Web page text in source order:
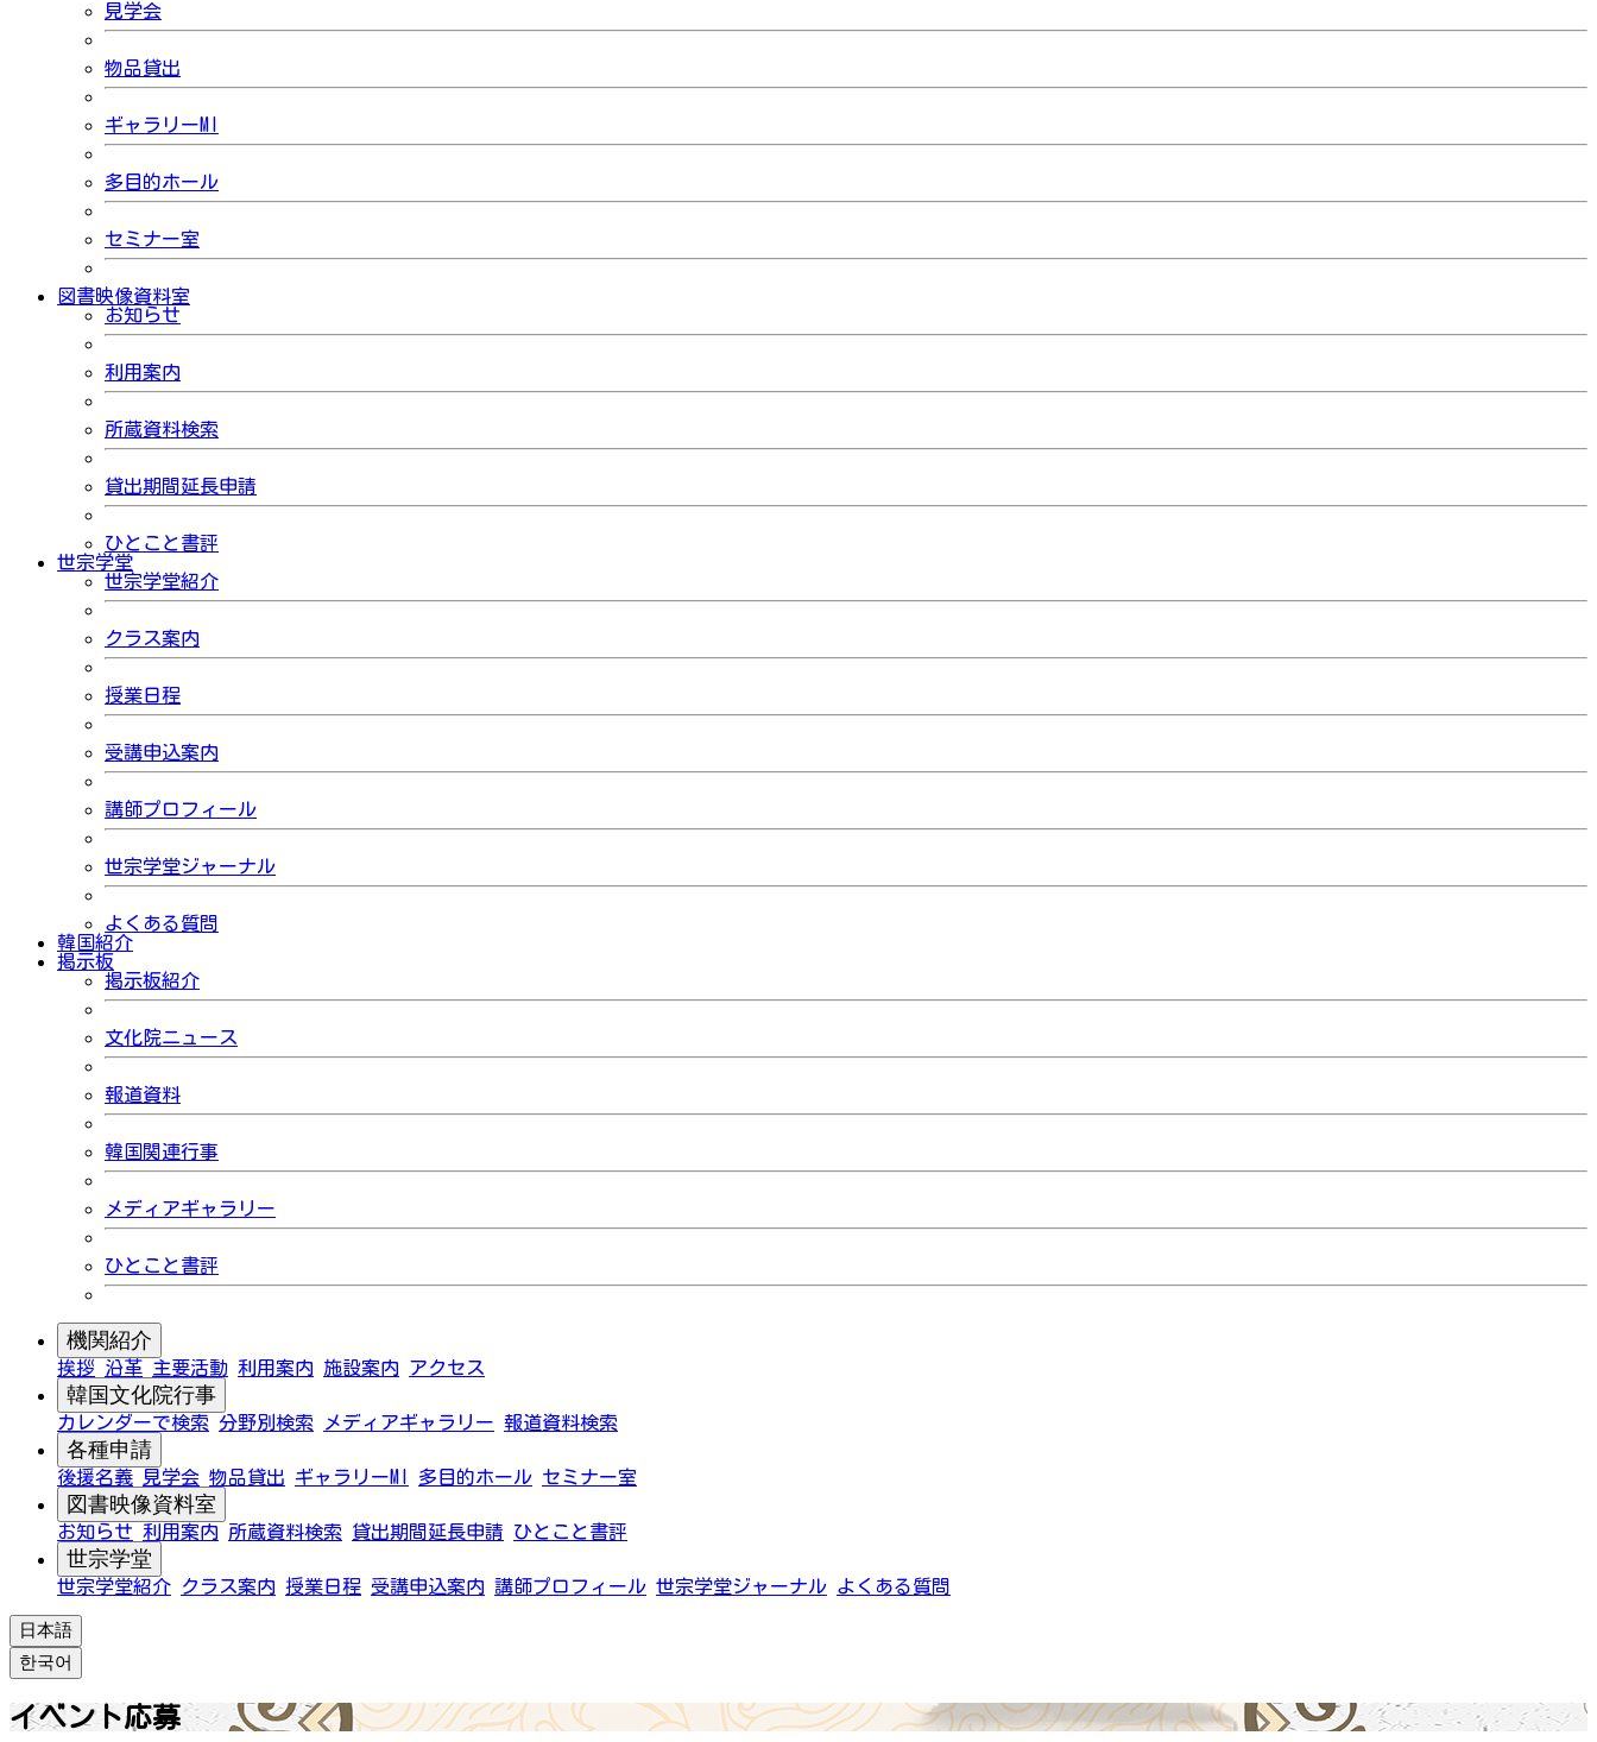
見学会
物品貸出
ギャラリーMI
多目的ホール
セミナー室
図書映像資料室
お知らせ
利用案内
所蔵資料検索
貸出期間延長申請
ひとこと書評
世宗学堂
世宗学堂紹介
クラス案内
授業日程
受講申込案内
講師プロフィール
世宗学堂ジャーナル
よくある質問
韓国紹介
掲示板
掲示板紹介
文化院ニュース
報道資料
韓国関連行事
メディアギャラリー
ひとこと書評
機関紹介
挨拶 沿革 主要活動 利用案内 施設案内 アクセス
韓国文化院行事
カレンダーで検索 分野別検索 メディアギャラリー 報道資料検索
各種申請
後援名義 見学会 物品貸出 ギャラリーMI 多目的ホール セミナー室
図書映像資料室
お知らせ 利用案内 所蔵資料検索 貸出期間延長申請 ひとこと書評
世宗学堂
世宗学堂紹介 クラス案内 授業日程 受講申込案内 講師プロフィール 世宗学堂ジャーナル よくある質問
日本語
한국어
イベント応募